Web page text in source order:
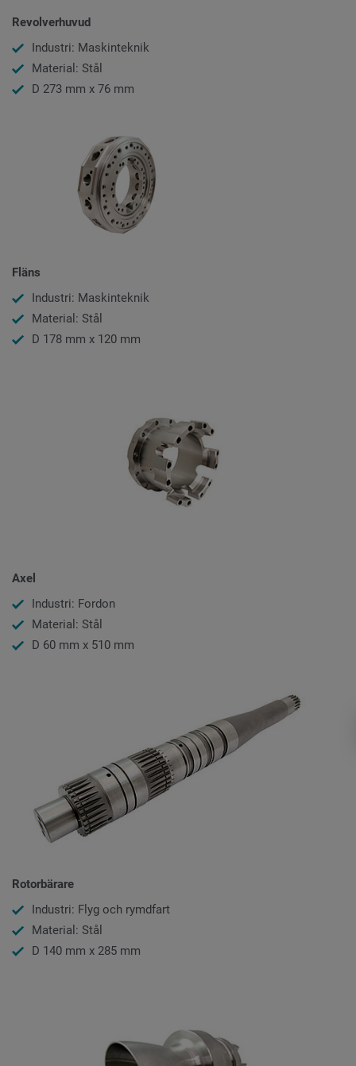
Revolverhuvud
Industri: Maskinteknik
Material: Stål
D 273 mm x 76 mm
Fläns
Industri: Maskinteknik
Material: Stål
D 178 mm x 120 mm
Axel
Industri: Fordon
Material: Stål
D 60 mm x 510 mm
Rotorbärare
Industri: Flyg och rymdfart
Material: Stål
D 140 mm x 285 mm